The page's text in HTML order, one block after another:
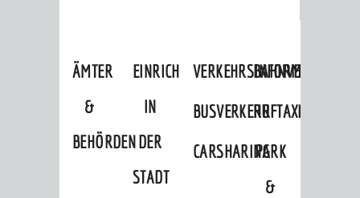
ÄMTER
&
BEHÖRDEN
EINRICHTUNGEN
IN
DER
STADT
VERKEHRSINFORMATIONEN
BAHNVERKEHR
BUSVERKEHRRUFTAXI
CARSHARINGPARK
&